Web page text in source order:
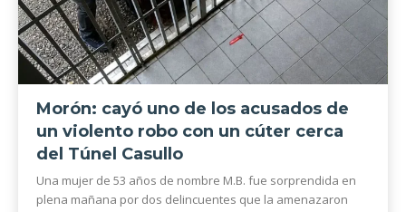
Morón: cayó uno de los acusados de
un violento robo con un cúter cerca
del Túnel Casullo
Una mujer de 53 años de nombre M.B. fue sorprendida en
plena mañana por dos delincuentes que la amenazaron